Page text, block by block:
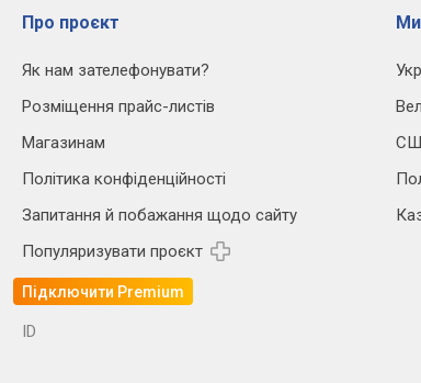
Про проєкт
Як нам зателефонувати?
Розміщення прайс-листів
Магазинам
Політика конфіденційності
Запитання й побажання щодо сайту
Популяризувати проєкт
Підключити Premium
ID